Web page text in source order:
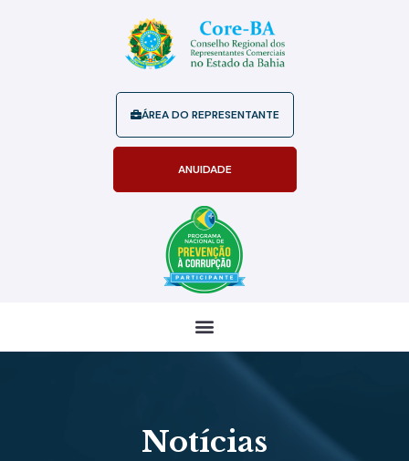
ÁREA DO REPRESENTANTE
ANUIDADE
Notícias